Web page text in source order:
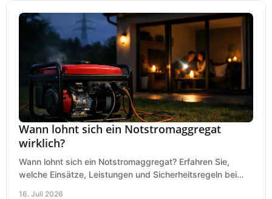
Wann lohnt sich ein Notstromaggregat
wirklich?
Wann lohnt sich ein Notstromaggregat? Erfahren Sie,
welche Einsätze, Leistungen und Sicherheitsregeln bei
16. Juli 2026